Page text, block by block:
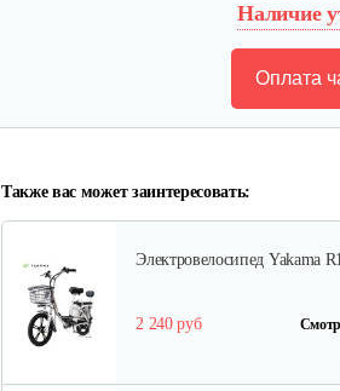
Наличие
Оплата
Также вас может заинтересовать:
Электровелосипед Yakama
2 240 руб